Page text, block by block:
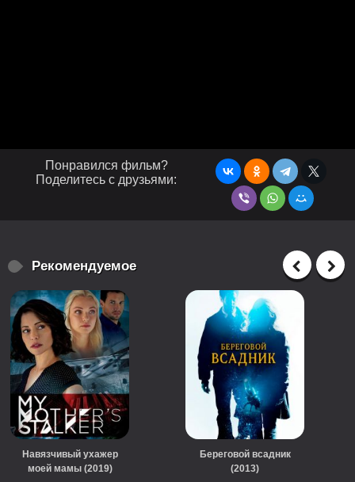
Понравился фильм?
Поделитесь с друзьями:
Рекомендуемое
Навязчивый ухажер
моей мамы (2019)
Береговой всадник
(2013)